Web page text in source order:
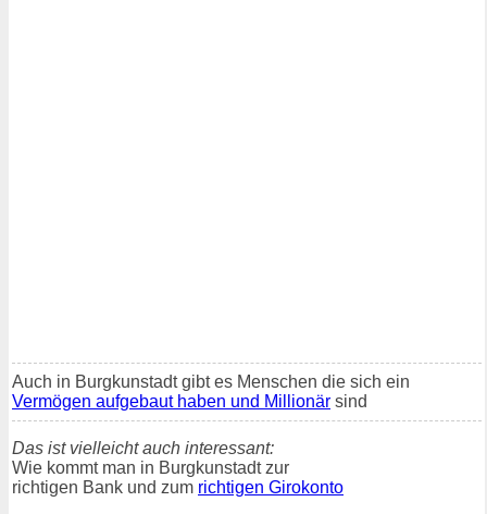
Auch in Burgkunstadt gibt es Menschen die sich ein
Vermögen aufgebaut haben und Millionär sind
Das ist vielleicht auch interessant:
Wie kommt man in Burgkunstadt zur
richtigen Bank und zum richtigen Girokonto